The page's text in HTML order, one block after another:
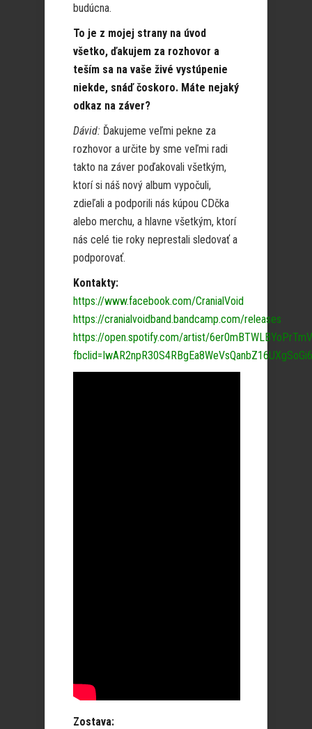
budúcna.
To je z mojej strany na úvod
všetko, ďakujem za rozhovor a
teším sa na vaše živé vystúpenie
niekde, snáď čoskoro. Máte nejaký
odkaz na záver?
Dávid: Ďakujeme veľmi pekne za
rozhovor a určite by sme veľmi radi
takto na záver poďakovali všetkým,
ktorí si náš nový album vypočuli,
zdieľali a podporili nás kúpou CDčka
alebo merchu, a hlavne všetkým, ktorí
nás celé tie roky neprestali sledovať a
podporovať.
Kontakty:
https://www.facebook.com/CranialVoid
https://cranialvoidband.bandcamp.com/releases
https://open.spotify.com/artist/
Zostava: